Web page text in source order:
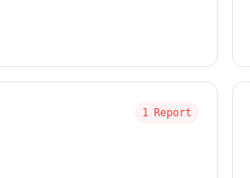
1 Report